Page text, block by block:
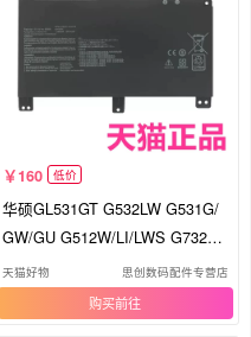
160 低价
华硕GL531GT G532LW G531G/
GW/GU G512W/LI/LWS G732L
V/LXS G712L/LU电脑G731GV笔
记本B31N1726非原装ROG电池
天猫好物 思创数码配件专营店
购买